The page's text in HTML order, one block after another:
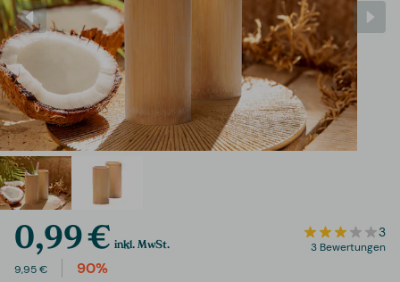
0,99 € inkl. MwSt.
9,95 € 90%
3
3 Bewertungen